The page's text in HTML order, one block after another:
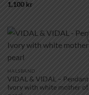
1,100 kr
HALSBAND
VIDAL & VIDAL – Pendant
Ivory with white mother of